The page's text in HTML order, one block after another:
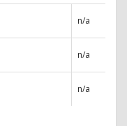
n/a
n/a
n/a